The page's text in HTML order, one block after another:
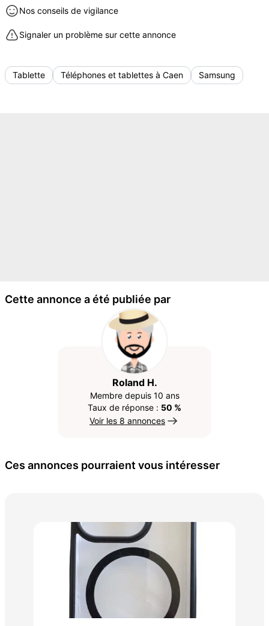
Nos conseils de vigilance
Signaler un problème sur cette annonce
Tablette Téléphones et tablettes à Caen Samsung
Cette annonce a été publiée par
Roland H.
Membre depuis 10 ans
Taux de réponse : 50 %
Voir les 8 annonces
Ces annonces pourraient vous intéresser